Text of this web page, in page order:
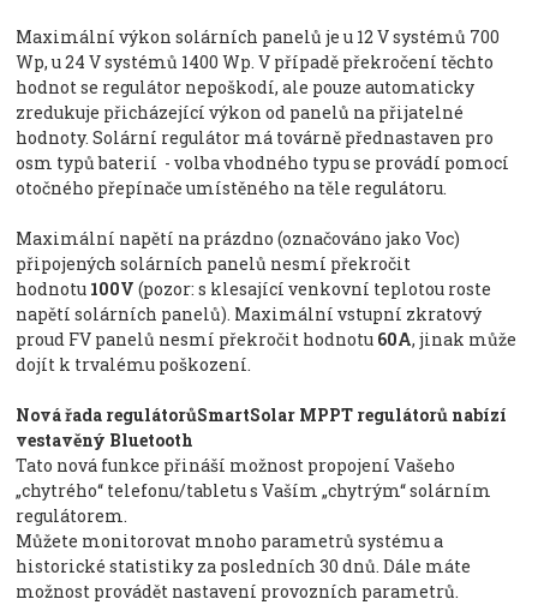
Maximální výkon solárních panelů je u 12 V systémů 700
Wp, u 24 V systémů 1400 Wp. V případě překročení těchto
hodnot se regulátor nepoškodí, ale pouze automaticky
zredukuje přicházející výkon od panelů na přijatelné
hodnoty. Solární regulátor má továrně přednastaven pro
osm typů baterií - volba vhodného typu se provádí pomocí
otočného přepínače umístěného na těle regulátoru.
Maximální napětí na prázdno (označováno jako Voc)
připojených solárních panelů nesmí překročit
hodnotu 100V (pozor: s klesající venkovní teplotou roste
napětí solárních panelů). Maximální vstupní zkratový
proud FV panelů nesmí překročit hodnotu 60A, jinak může
dojít k trvalému poškození.
Nová řada regulátorůSmartSolar MPPT regulátorů nabízí
vestavěný Bluetooth
Tato nová funkce přináší možnost propojení Vašeho
„chytrého“ telefonu/tabletu s Vaším „chytrým“ solárním
regulátorem.
Můžete monitorovat mnoho parametrů systému a
historické statistiky za posledních 30 dnů. Dále máte
možnost provádět nastavení provozních parametrů.